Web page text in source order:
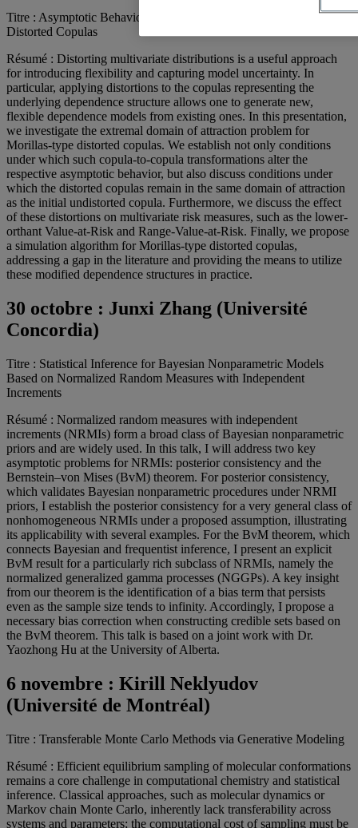
Titre : Asymptotic Behavior, Risk Measures, and Simulation of
Distorted Copulas
Résumé : Distorting multivariate distributions is a useful approach
for introducing flexibility and capturing model uncertainty. In
particular, applying distortions to the copulas representing the
underlying dependence structure allows one to generate new,
flexible dependence models from existing ones. In this presentation,
we investigate the extremal domain of attraction problem for
Morillas-type distorted copulas. We establish not only conditions
under which such copula-to-copula transformations alter the
respective asymptotic behavior, but also discuss conditions under
which the distorted copulas remain in the same domain of attraction
as the initial undistorted copula. Furthermore, we discuss the effect
of these distortions on multivariate risk measures, such as the lower-
orthant Value-at-Risk and Range-Value-at-Risk. Finally, we propose
a simulation algorithm for Morillas-type distorted copulas,
addressing a gap in the literature and providing the means to utilize
these modified dependence structures in practice.
30 octobre : Junxi Zhang (Université
Concordia)
Titre : Statistical Inference for Bayesian Nonparametric Models
Based on Normalized Random Measures with Independent
Increments
Résumé : Normalized random measures with independent
increments (NRMIs) form a broad class of Bayesian nonparametric
priors and are widely used. In this talk, I will address two key
asymptotic problems for NRMIs: posterior consistency and the
Bernstein–von Mises (BvM) theorem. For posterior consistency,
which validates Bayesian nonparametric procedures under NRMI
priors, I establish the posterior consistency for a very general class of
nonhomogeneous NRMIs under a proposed assumption, illustrating
its applicability with several examples. For the BvM theorem, which
connects Bayesian and frequentist inference, I present an explicit
BvM result for a particularly rich subclass of NRMIs, namely the
normalized generalized gamma processes (NGGPs). A key insight
from our theorem is the identification of a bias term that persists
even as the sample size tends to infinity. Accordingly, I propose a
necessary bias correction when constructing credible sets based on
the BvM theorem. This talk is based on a joint work with Dr.
Yaozhong Hu at the University of Alberta.
6 novembre : Kirill Neklyudov
(Université de Montréal)
Titre : Transferable Monte Carlo Methods via Generative Modeling
Résumé : Efficient equilibrium sampling of molecular conformations
remains a core challenge in computational chemistry and statistical
inference. Classical approaches, such as molecular dynamics or
Markov chain Monte Carlo, inherently lack transferability across
systems and parameters; the computational cost of sampling must be